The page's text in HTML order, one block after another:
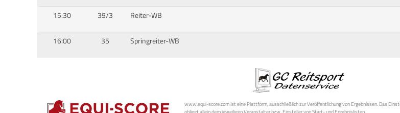
15:30 39/3 Reiter-WB
16:00 35 Springreiter-WB
www.equi-score.com ist eine Plattform, ausschließlich zur Veröffentlichung von Ergebnissen. Das